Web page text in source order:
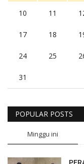
10 11
17 18
24 25
31
POPULAR POSTS
Minggu ini